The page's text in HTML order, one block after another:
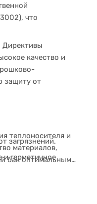
что
Директивы
качество и
защиту от
загрязнений.
и герметичное
теплоносителя и
материалов,
бак оптимальным